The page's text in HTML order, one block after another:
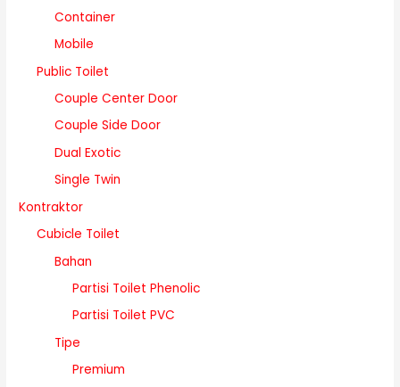
Container
Mobile
Public Toilet
Couple Center Door
Couple Side Door
Dual Exotic
Single Twin
Kontraktor
Cubicle Toilet
Bahan
Partisi Toilet Phenolic
Partisi Toilet PVC
Tipe
Premium